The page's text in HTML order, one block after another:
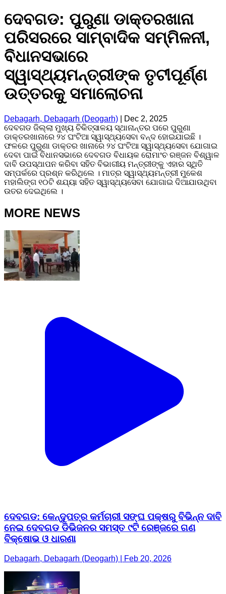
ଦେବଗଡ: ପୁରୁଣା ଡାକ୍ତରଖାନା
ପରିସରରେ ସାମ୍ବାଦିକ ସମ୍ମିଳନୀ,
ବିଧାନସଭାରେ
ସ୍ୱାସ୍ଥ୍ୟମନ୍ତ୍ରୀଙ୍କ ତୃଟୀପୂର୍ଣ୍ଣ
ଉତ୍ତରକୁ ସମାଲୋଚନା
Debagarh, Debagarh (Deogarh)
Dec 2, 2025
ଦେବଗଡ ଜିଲ୍ଲା ମୁଖ୍ୟ ଚିକିତ୍ସାଳୟ ସ୍ଥାନାନ୍ତର ପରେ ପୁରୁଣା
ଡାକ୍ତରଖାନାରେ ୨୪ ଘଂଟିଆ ସ୍ୱାସ୍ଥ୍ୟସେବା ବନ୍ଦ ହୋଇଯାଇଛି ।
ଫଳରେ ପୁରୁଣା ଡାକ୍ତର ଖାନାରେ ୨୪ ଘଂଟିଆ ସ୍ୱାସ୍ଥ୍ୟସେବା ଯୋଗାଇ
ଦେବା ପାଇଁ ବିଧାନସଭାରେ ଦେବଗଡ ବିଧାୟକ ରୋମାଂଚ ରଞ୍ଜନ ବିଶ୍ୱାଳ
ଦାବି ଉପସ୍ଥାପନ କରିବା ସହିତ ବିଭାଗୀୟ ମନ୍ତ୍ରୀଙ୍କୁ ଏହାର ସ୍ଥିତି
ସମ୍ପର୍କରେ ପ୍ରଶ୍ନ କରିଥିଲେ । ମାତ୍ର ସ୍ୱାସ୍ଥ୍ୟମନ୍ତ୍ରୀ ମୁକେଶ
ମହାଲିଙ୍ଗ ୧୦ଟି ଶଯ୍ୟା ସହିତ ସ୍ୱାସ୍ଥ୍ୟସେବା ଯୋଗାଇ ଦିଆଯାଉଥିବା
ଉତର ଦେଇଥିଲେ ।
MORE NEWS
ଦେବଗଡ: କେନ୍ଦୁପତ୍ର କର୍ମଚାରୀ ସଙ୍ଘ ପକ୍ଷରୁ ବିଭିନ୍ନ ଦାବି
ନେଇ ଦେବଗଡ ଡିଭିଜନର ସମସ୍ତ ୯ଟି ରେଞ୍ଜରେ ଗଣ
ବିକ୍ଷୋଭ ଓ ଧାରଣା
Debagarh, Debagarh (Deogarh) | Feb 20, 2026